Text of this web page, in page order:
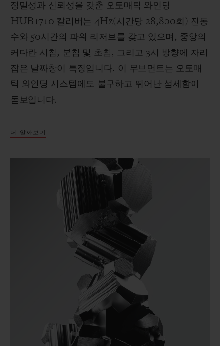
정밀성과 신뢰성을 갖춘 오토매틱 와인딩
HUB1710 칼리버는 4Hz(시간당 28,800회) 진동
수와 50시간의 파워 리저브를 갖고 있으며, 중앙의
커다란 시침, 분침 및 초침, 그리고 3시 방향에 자리
잡은 날짜창이 특징입니다. 이 무브먼트는 오토매
틱 와인딩 시스템에도 불구하고 뛰어난 섬세함이
돋보입니다.
더 알아보기